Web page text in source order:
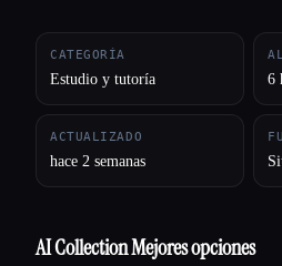
CATEGORÍA
Estudio y tutoría 6
ACTUALIZADO
hace 2 semanas
AI Collection Mejores opciones